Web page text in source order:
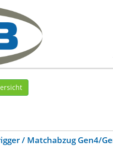
/ Matchabzug Gen4/